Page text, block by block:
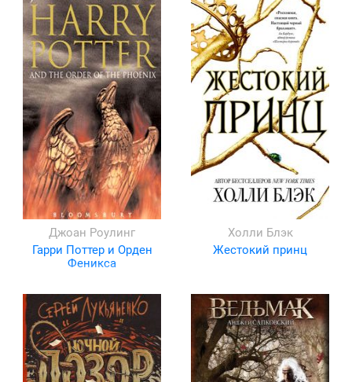
Джоан Роулинг
Гарри Поттер и Орден
Феникса
Холли Блэк
Жестокий принц